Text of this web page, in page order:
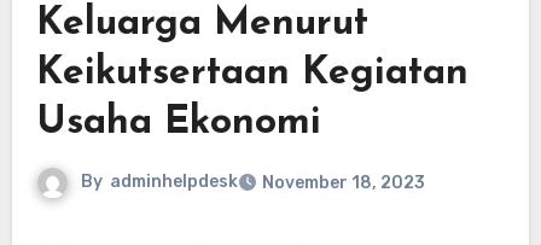
Keluarga Menurut
Keikutsertaan Kegiatan
Usaha Ekonomi
By adminhelpdesk November 18, 2023